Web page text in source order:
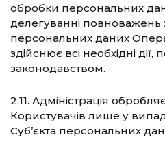
обробки персональних
делегуванні повноважень
персональних даних
здійснює всі необхідні дії,
законодавством.
2.11. Адміністрація
Користувачів лише у
Суб’єкта персональних